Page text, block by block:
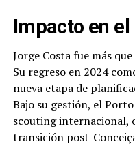
Impacto en el
Jorge Costa fue más
Su regreso en 2024
nueva etapa de
Bajo su gestión, el
scouting internacional,
transición post-